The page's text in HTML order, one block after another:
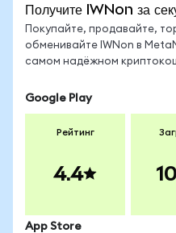
Получите IWNon за
Покупайте, продавайте,
обменивайте IWNon в
самом надёжном
Google Play
Рейтинг
4.4
App Store